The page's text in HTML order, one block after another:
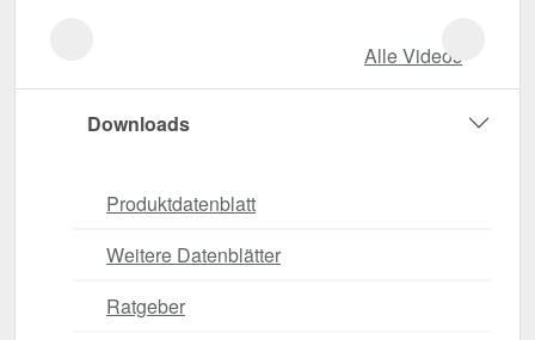
Alle Videos
Downloads
Produktdatenblatt
Weitere Datenblätter
Ratgeber